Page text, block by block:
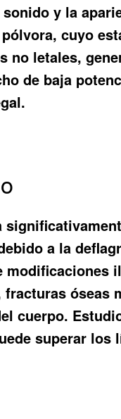
y la
cuyo
no letales,
de baja
a la
óseas
cuerpo.
superar